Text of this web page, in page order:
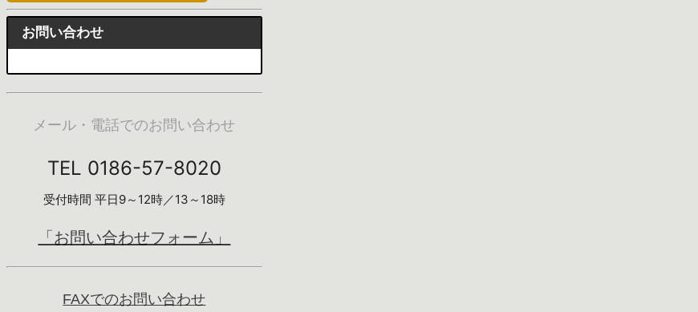
お問い合わせ
メール・電話でのお問い合わせ
TEL 0186-57-8020
受付時間 平日9～12時／13～18時
「お問い合わせフォーム」
FAXでのお問い合わせ